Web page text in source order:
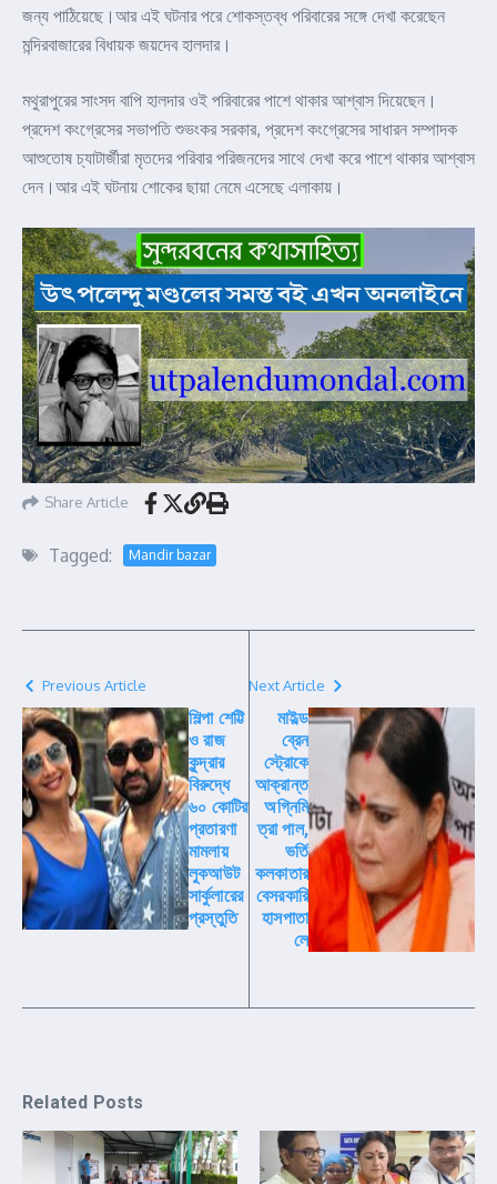
জন্য পাঠিয়েছে।আর এই ঘটনার পরে শোকস্তব্ধ পরিবারের সঙ্গে দেখা করেছেন
মন্দিরবাজারের বিধায়ক জয়দেব হালদার।
মথুরাপুরের সাংসদ বাপি হালদার ওই পরিবারের পাশে থাকার আশ্বাস দিয়েছেন।
প্রদেশ কংগ্রেসের সভাপতি শুভংকর সরকার, প্রদেশ কংগ্রেসের সাধারন সম্পাদক
আশুতোষ চ্যাটার্জীরা মৃতদের পরিবার পরিজনদের সাথে দেখা করে পাশে থাকার আশ্বাস
দেন।আর এই ঘটনায় শোকের ছায়া নেমে এসেছে এলাকায়।
Share Article
Tagged: Mandir bazar
Previous Article
শিল্পা শেট্টি
ও রাজ
কুন্দ্রার
বিরুদ্ধে
৬০ কোটির
প্রতারণা
মামলায়
লুকআউট
সার্কুলারের
প্রস্তুতি
Next Article
মাইল্ড
ব্রেন
স্ট্রোকে
আক্রান্ত
অগ্নিমি
ত্রা পাল,
ভর্তি
কলকাতার
বেসরকারি
হাসপাতা
লে
Related Posts